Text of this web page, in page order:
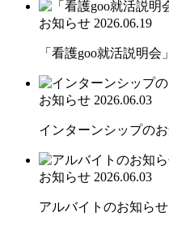
お知らせ 2026.06.19
「看護goo就活説明
お知らせ 2026.06.03
インターンシップの
お知らせ 2026.06.03
アルバイトのお知らせ